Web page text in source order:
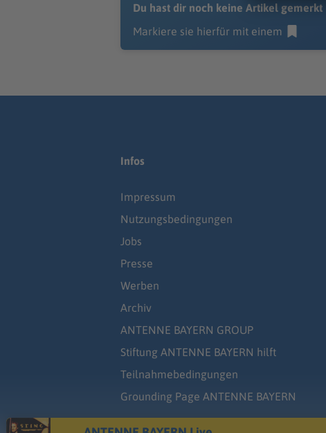
Du hast dir noch keine Artikel gemerkt
Markiere sie hierfür mit einem
Infos
Impressum
Nutzungsbedingungen
Jobs
Presse
Werben
Archiv
ANTENNE BAYERN GROUP
Stiftung ANTENNE BAYERN hilft
Teilnahmebedingungen
Grounding Page ANTENNE BAYERN